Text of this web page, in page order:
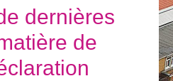
dernières
de